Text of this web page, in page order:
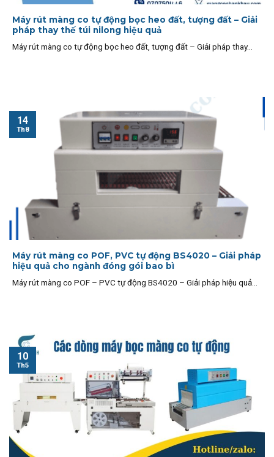
Máy rút màng co tự động bọc heo đất, tượng đất – Giải
pháp thay thế túi nilong hiệu quả
Máy rút màng co tự động bọc heo đất, tượng đất – Giải pháp thay...
Máy rút màng co POF, PVC tự động BS4020 – Giải pháp
hiệu quả cho ngành đóng gói bao bì
Máy rút màng co POF – PVC tự động BS4020 – Giải pháp hiệu quả...
14
Th8
10
Th5